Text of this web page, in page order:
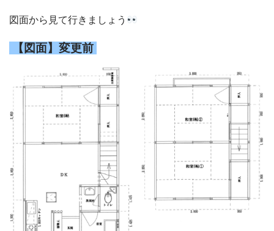
図面から見て行きましょう
【図面】変更前